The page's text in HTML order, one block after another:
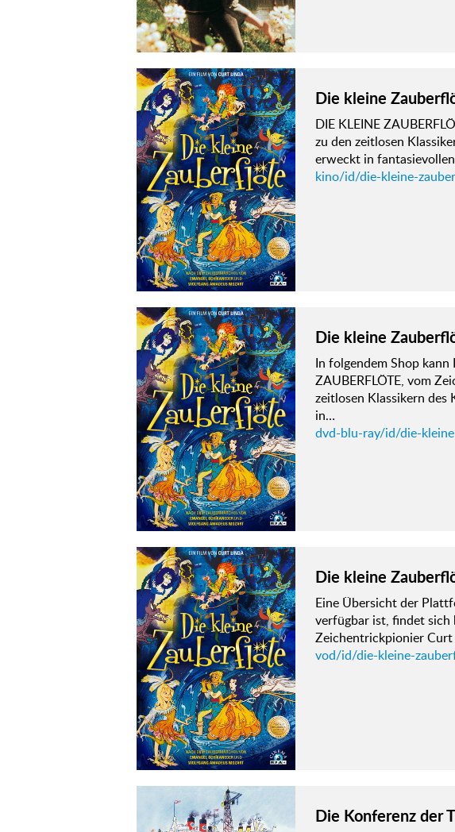
Die kleine
DIE KLEINE
zu den zeitlosen
erweckt in
kino/id/die-kleine-
Die kleine
In folgendem Shop kann
ZAUBERFLÖTE, vom
zeitlosen Klassikern
in…
dvd-blu-ray/id/die-
Die kleine
Eine Übersicht der
verfügbar ist, findet sich
Zeichentrickpionier Curt
vod/id/die-kleine-
Die Konferenz der